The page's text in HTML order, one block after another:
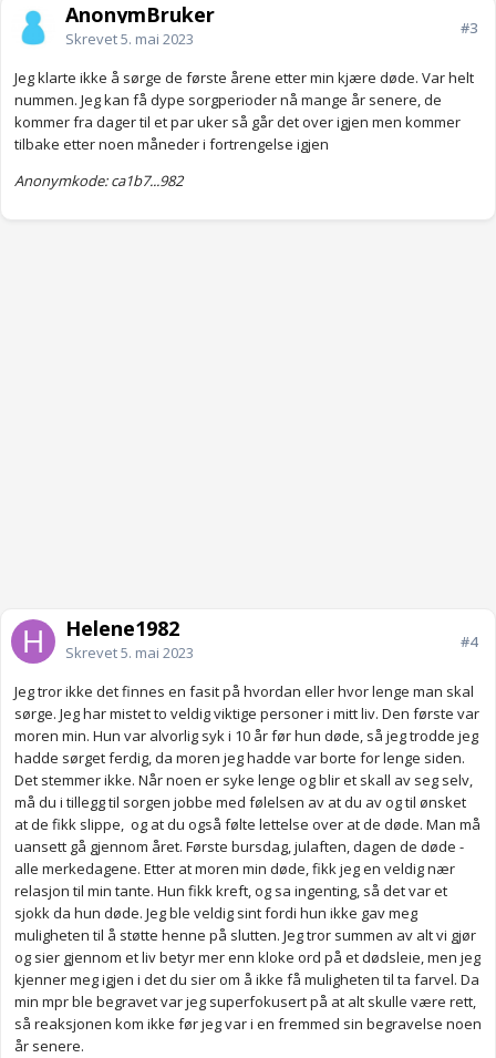
AnonymBruker
Skrevet5. mai 2023
#3
Jeg klarte ikke å sørge de første årene etter min kjære døde. Var helt
nummen. Jeg kan få dype sorgperioder nå mange år senere, de
kommer fra dager til et par uker så går det over igjen men kommer
tilbake etter noen måneder i fortrengelse igjen
Anonymkode: ca1b7...982
Helene1982
Skrevet5. mai 2023
#4
Jeg tror ikke det finnes en fasit på hvordan eller hvor lenge man skal
sørge. Jeg har mistet to veldig viktige personer i mitt liv. Den første var
moren min. Hun var alvorlig syk i 10 år før hun døde, så jeg trodde jeg
hadde sørget ferdig, da moren jeg hadde var borte for lenge siden.
Det stemmer ikke. Når noen er syke lenge og blir et skall av seg selv,
må du i tillegg til sorgen jobbe med følelsen av at du av og til ønsket
at de fikk slippe, og at du også følte lettelse over at de døde. Man må
uansett gå gjennom året. Første bursdag, julaften, dagen de døde -
alle merkedagene. Etter at moren min døde, fikk jeg en veldig nær
relasjon til min tante. Hun fikk kreft, og sa ingenting, så det var et
sjokk da hun døde. Jeg ble veldig sint fordi hun ikke gav meg
muligheten til å støtte henne på slutten. Jeg tror summen av alt vi gjør
og sier gjennom et liv betyr mer enn kloke ord på et dødsleie, men jeg
kjenner meg igjen i det du sier om å ikke få muligheten til ta farvel. Da
min mpr ble begravet var jeg superfokusert på at alt skulle være rett,
så reaksjonen kom ikke før jeg var i en fremmed sin begravelse noen
år senere.